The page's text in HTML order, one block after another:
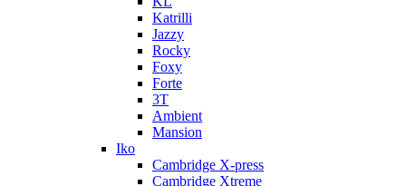
Katrilli
Jazzy
Rocky
Foxy
Forte
3T
Ambient
Mansion
Iko
Cambridge X-press
Cambridge Xtreme